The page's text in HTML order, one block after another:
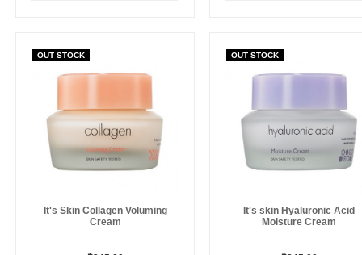
OUT STOCK
It's Skin Collagen Voluming
Cream
OUT STOCK
It's skin Hyaluronic Acid
Moisture Cream